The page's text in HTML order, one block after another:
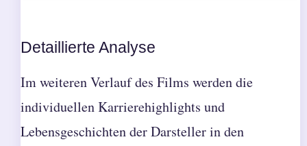
Detaillierte Analyse
Im weiteren Verlauf des Films werden die
individuellen Karrierehighlights und
Lebensgeschichten der Darsteller in den